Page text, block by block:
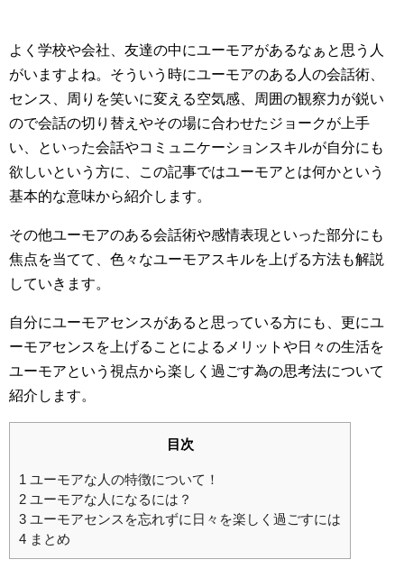
よく学校や会社、友達の中にユーモアがあるなぁと思う人
がいますよね。そういう時にユーモアのある人の会話術、
センス、周りを笑いに変える空気感、周囲の観察力が鋭い
ので会話の切り替えやその場に合わせたジョークが上手
い、といった会話やコミュニケーションスキルが自分にも
欲しいという方に、この記事ではユーモアとは何かという
基本的な意味から紹介します。
その他ユーモアのある会話術や感情表現といった部分にも
焦点を当てて、色々なユーモアスキルを上げる方法も解説
していきます。
自分にユーモアセンスがあると思っている方にも、更にユ
ーモアセンスを上げることによるメリットや日々の生活を
ユーモアという視点から楽しく過ごす為の思考法について
紹介します。
目次
1 ユーモアな人の特徴について！
2 ユーモアな人になるには？
3 ユーモアセンスを忘れずに日々を楽しく過ごすには
4 まとめ